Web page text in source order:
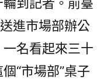
進市場部辦公
名看起來三十
“市場部”桌子